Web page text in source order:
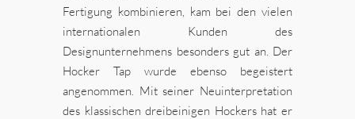
Fertigung kombinieren, kam bei den vielen
internationalen Kunden des
Designunternehmens besonders gut an. Der
Hocker Tap wurde ebenso begeistert
angenommen. Mit seiner Neuinterpretation
des klassischen dreibeinigen Hockers hat er